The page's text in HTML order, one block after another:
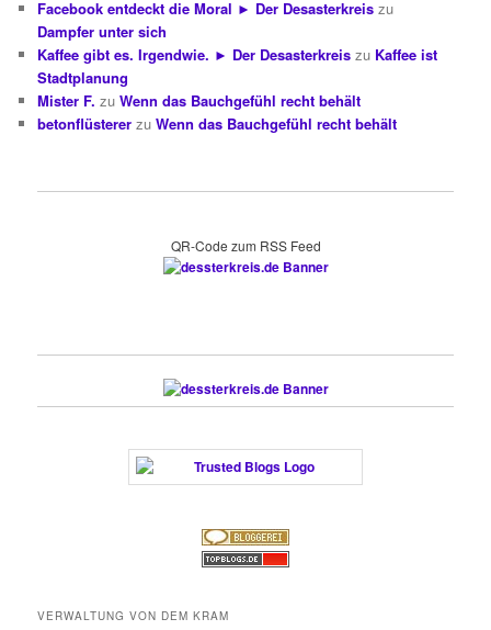
Facebook entdeckt die Moral ► Der Desasterkreis zu
Dampfer unter sich
Kaffee gibt es. Irgendwie. ► Der Desasterkreis zu Kaffee ist
Stadtplanung
Mister F. zuWenn das Bauchgefühl recht behält
betonflüsterer zuWenn das Bauchgefühl recht behält
QR-Code zum RSS Feed
VERWALTUNG VON DEM KRAM